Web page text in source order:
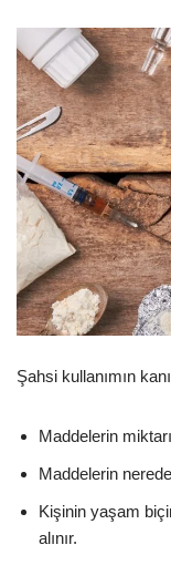
Şahsi kullanımın
Maddelerin
Maddelerin
Kişinin yaşam
alınır.